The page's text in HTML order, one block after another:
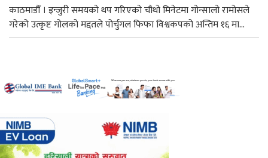
काठमाडौँ । इन्जुरी समयको थप गरिएको चौथो मिनेटमा गोन्सालो रामोसले
गरेको उत्कृष्ट गोलको मद्दतले पोर्चुगल फिफा विश्वकपको अन्तिम १६ मा...